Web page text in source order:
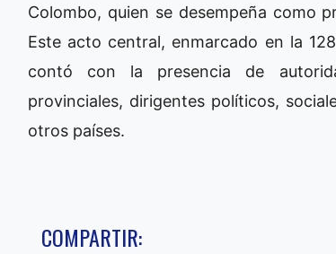
Colombo, quien se desempeña como
Este acto central, enmarcado en la
contó con la presencia de
provinciales, dirigentes políticos,
otros países.
COMPARTIR: